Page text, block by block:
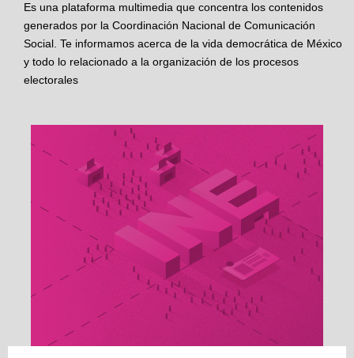
Es una plataforma multimedia que concentra los contenidos
generados por la Coordinación Nacional de Comunicación
Social. Te informamos acerca de la vida democrática de México
y todo lo relacionado a la organización de los procesos
electorales